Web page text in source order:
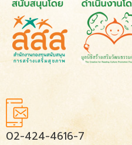
02-424-4616-7